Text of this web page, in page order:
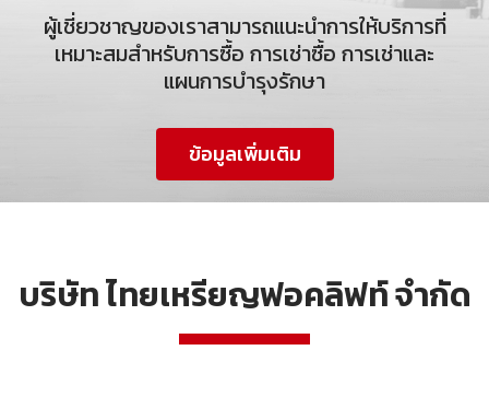
ผู้เชี่ยวชาญของเราสามารถแนะนำการให้บริการที่
เหมาะสมสำหรับการซื้อ การเช่าซื้อ การเช่าและ
แผนการบำรุงรักษา
ข้อมูลเพิ่มเติม
บริษัท ไทยเหรียญฟอคลิฟท์ จำกัด